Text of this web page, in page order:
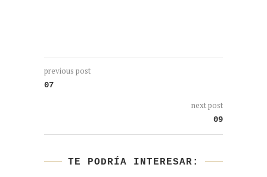
previous post
07
next post
09
TE PODRÍA INTERESAR: